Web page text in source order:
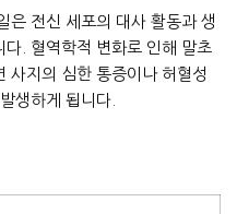
은 전신 세포의 대사 활동과 생
다. 혈역학적 변화로 인해 말초
사지의 심한 통증이나 허혈성
생하게 됩니다.